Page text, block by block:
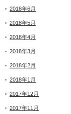
2018年6月
2018年5月
2018年4月
2018年3月
2018年2月
2018年1月
2017年12月
2017年11月